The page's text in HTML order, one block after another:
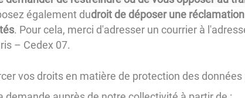
également dudroit de déposer une
. Pour cela, merci d'adresser un courrier à
– Cedex 07.
vos droits en matière de protection des